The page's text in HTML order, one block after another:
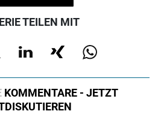
TEILEN MIT
KOMMENTARE - JETZT